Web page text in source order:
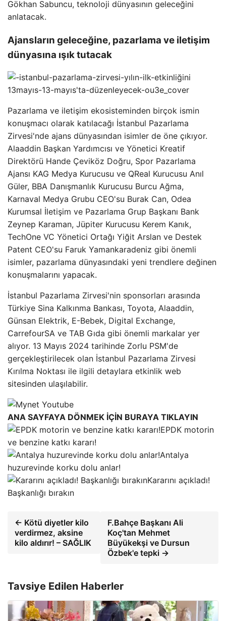
Gökhan Sabuncu, teknoloji dünyasının geleceğini
anlatacak.
Ajansların geleceğine, pazarlama ve iletişim
dünyasına ışık tutacak
Pazarlama ve iletişim ekosisteminden birçok ismin
konuşmacı olarak katılacağı İstanbul Pazarlama
Zirvesi'nde ajans dünyasından isimler de öne çıkıyor.
Alaaddin Başkan Yardımcısı ve Yönetici Kreatif
Direktörü Hande Çeviköz Doğru, Spor Pazarlama
Ajansı KAG Medya Kurucusu ve QReal Kurucusu Anıl
Güler, BBA Danışmanlık Kurucusu Burcu Ağma,
Karnaval Medya Grubu CEO'su Burak Can, Odea
Kurumsal İletişim ve Pazarlama Grup Başkanı Bank
Zeynep Karaman, Jüpiter Kurucusu Kerem Kanık,
TechOne VC Yönetici Ortağı Yiğit Arslan ve Destek
Patent CEO'su Faruk Yamankaradeniz gibi önemli
isimler, pazarlama dünyasındaki yeni trendlere değinen
konuşmalarını yapacak.
İstanbul Pazarlama Zirvesi'nin sponsorları arasında
Türkiye Sina Kalkınma Bankası, Toyota, Alaaddin,
Günsan Elektrik, E-Bebek, Digital Exchange,
CarrefourSA ve TAB Gıda gibi önemli markalar yer
alıyor. 13 Mayıs 2024 tarihinde Zorlu PSM'de
gerçekleştirilecek olan İstanbul Pazarlama Zirvesi
Kırılma Noktası ile ilgili detaylara etkinlik web
sitesinden ulaşılabilir.
ANA SAYFAYA DÖNMEK İÇİN BURAYA TIKLAYIN
EPDK motorin
ve benzine katkı kararı!
Antalya
huzurevinde korku dolu anlar!
Kararını açıkladı!
Başkanlığı bırakın
← Kötü diyetler kilo
verdirmez, aksine
kilo aldırır! – SAĞLIK
F.Bahçe Başkanı Ali
Koç'tan Mehmet
Büyükekşi ve Dursun
Özbek'e tepki →
Tavsiye Edilen Haberler